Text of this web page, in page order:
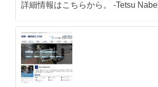
詳細情報はこちらから。 -Tetsu Nabe